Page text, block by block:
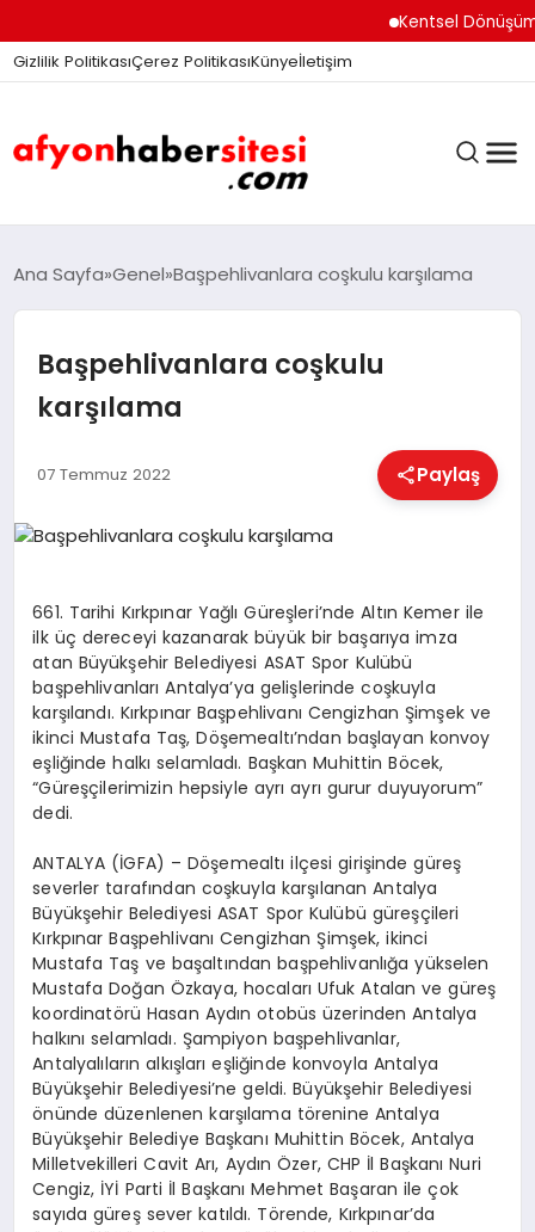
Kentsel Dönüşüm Ofisi
Gizlilik PolitikasıÇerez PolitikasıKünyeİletişim
ANASAYFA
GÜNDEM
EĞITIM
EKONOMI
HABERLER
MAGAZIN
SAĞLIK
SPOR
TEKNOLOJI
Ana Sayfa Genel Başpehlivanlara coşkulu karşılama
Başpehlivanlara coşkulu
karşılama
07 Temmuz 2022 Paylaş
661. Tarihi Kırkpınar Yağlı Güreşleri’nde Altın Kemer ile
ilk üç dereceyi kazanarak büyük bir başarıya imza
atan Büyükşehir Belediyesi ASAT Spor Kulübü
başpehlivanları Antalya’ya gelişlerinde coşkuyla
karşılandı. Kırkpınar Başpehlivanı Cengizhan Şimşek ve
ikinci Mustafa Taş, Döşemealtı’ndan başlayan konvoy
eşliğinde halkı selamladı. Başkan Muhittin Böcek,
“Güreşçilerimizin hepsiyle ayrı ayrı gurur duyuyorum”
dedi.
ANTALYA (İGFA) – Döşemealtı ilçesi girişinde güreş
severler tarafından coşkuyla karşılanan Antalya
Büyükşehir Belediyesi ASAT Spor Kulübü güreşçileri
Kırkpınar Başpehlivanı Cengizhan Şimşek, ikinci
Mustafa Taş ve başaltından başpehlivanlığa yükselen
Mustafa Doğan Özkaya, hocaları Ufuk Atalan ve güreş
koordinatörü Hasan Aydın otobüs üzerinden Antalya
halkını selamladı. Şampiyon başpehlivanlar,
Antalyalıların alkışları eşliğinde konvoyla Antalya
Büyükşehir Belediyesi’ne geldi. Büyükşehir Belediyesi
önünde düzenlenen karşılama törenine Antalya
Büyükşehir Belediye Başkanı Muhittin Böcek, Antalya
Milletvekilleri Cavit Arı, Aydın Özer, CHP İl Başkanı Nuri
Cengiz, İYİ Parti İl Başkanı Mehmet Başaran ile çok
sayıda güreş sever katıldı. Törende, Kırkpınar’da